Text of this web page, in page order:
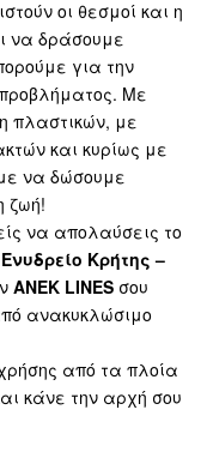
οι θεσμοί και η
να δράσουμε
για την
Με
πλαστικών, με
και κυρίως με
να δώσουμε
ζωή!
να απολαύσεις το
Ενυδρείο Κρήτης –
ΑΝΕΚ LINES σου
ανακυκλώσιμο
από τα πλοία
κάνε την αρχή σου